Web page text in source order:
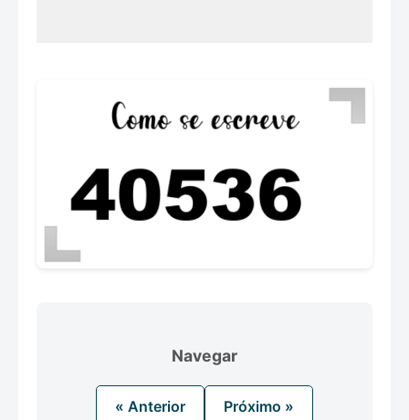
Navegar
« Anterior Próximo »